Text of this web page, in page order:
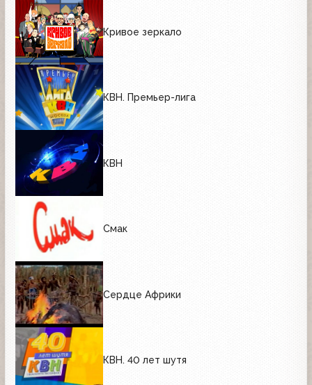
Кривое зеркало
КВН. Премьер-лига
КВН
Смак
Сердце Африки
КВН. 40 лет шутя